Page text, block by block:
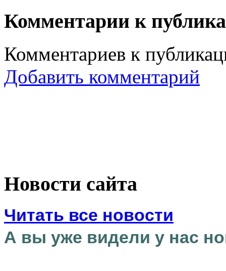
Комментарии к
Комментариев к
Добавить комментарий
Новости сайта
Читать все новости
А вы уже видели у нас